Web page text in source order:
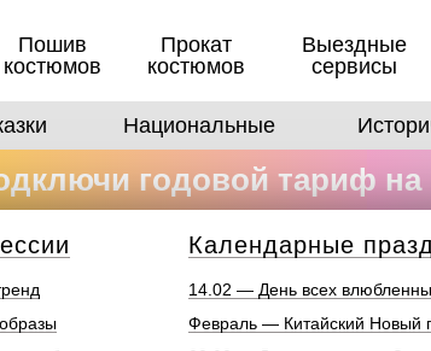
Пошив
костюмов
Выездные
сервисы
Прокат
костюмов
Национальные
годовой тариф на
Календарные
14.02 — День всех
Февраль — Китайский Новый